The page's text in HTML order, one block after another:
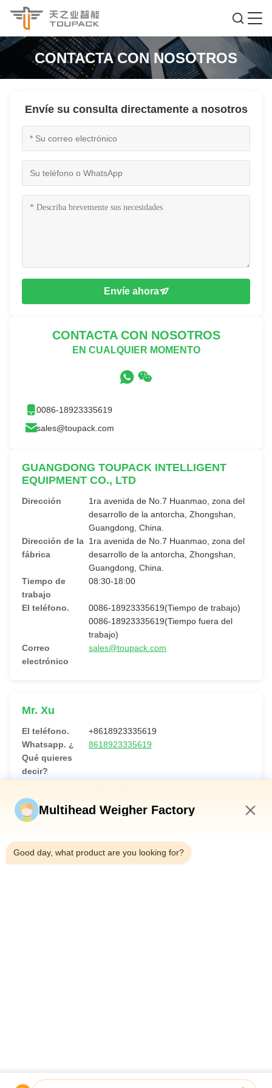
CONTACTA CON NOSOTROS
Envíe su consulta directamente a nosotros
Envíe ahora
CONTACTA CON NOSOTROS
EN CUALQUIER MOMENTO
0086-18923335619
sales@toupack.com
GUANGDONG TOUPACK INTELLIGENT
EQUIPMENT CO., LTD
Dirección
1ra avenida de No.7 Huanmao, zona del
desarrollo de la antorcha, Zhongshan,
Guangdong, China.
Dirección de la
fábrica
1ra avenida de No.7 Huanmao, zona del
desarrollo de la antorcha, Zhongshan,
Guangdong, China.
Tiempo de
trabajo
08:30-18:00
El teléfono.
0086-18923335619(Tiempo de trabajo)
0086-18923335619(Tiempo fuera del
trabajo)
Correo
electrónico
sales@toupack.com
Mr. Xu
El teléfono.
+8618923335619
Whatsapp. ¿
Qué quieres
decir?
8618923335619
Correo
electrónico
Política de privacidadChina buena calidad Pesadora multicabezal
Multihead Weigher Factory
Good day, what product are you looking for?